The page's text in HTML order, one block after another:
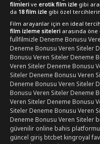
filmleri ve erotik film izle gibi
da 18 film izle gibi özel
Film arayanlar için en ideal
film izleme siteleri arasında öne
fullfilmizle Deneme Bonusu
Deneme Bonusu Veren Siteler
Bonusu Veren SitelerDeneme
Veren SitelerDeneme Bonusu
SitelerDeneme Bonusu Veren
Deneme Bonusu Veren Siteler
Bonusu Veren SitelerDeneme
Veren SitelerDeneme Bonusu
SitelerDeneme Bonusu Veren
Deneme Bonusu Veren Siteler
güvenilir online bahis platformu
güncel girişbtcbetkingroyal